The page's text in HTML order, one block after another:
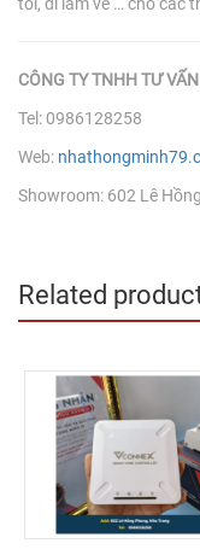
CÔNG TY TNHH TƯ
Tel: 0986128258
Web:
Showroom: 602 Lê
Related